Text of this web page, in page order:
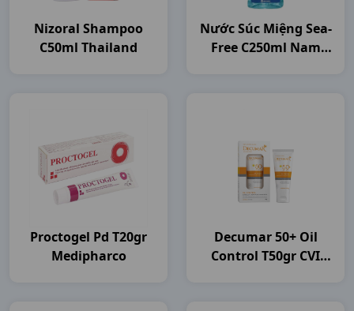
Nizoral Shampoo
C50ml Thailand
Nước Súc Miệng Sea-
Free C250ml Nam
Proctogel Pd T20gr
Medipharco
Decumar 50+ Oil
Control T50gr CVI